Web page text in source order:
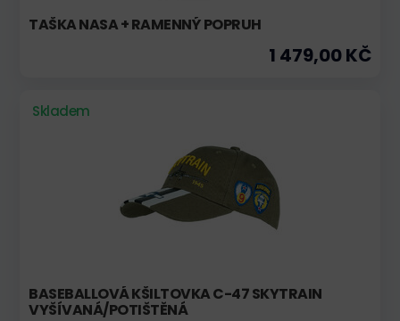
TAŠKA NASA + RAMENNÝ POPRUH
1 479,00 KČ
Skladem
BASEBALLOVÁ KŠILTOVKA C-47 SKYTRAIN
VYŠÍVANÁ/POTIŠTĚNÁ